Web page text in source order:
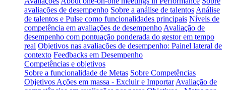
avaliações de desempenho Sobre a análise de talentos Análise
de talentos e Pulse como funcionalidades principais Níveis de
competência em avaliações de desempenho Avaliação de
desempenho com pontuação ponderada do gestor em tempo
real Objetivos nas avaliações de desempenho: Painel lateral de
contexto Feedbacks em Desempenho
Competências e objetivos
Sobre a funcionalidade de Metas Sobre Competências
Objetivos Ações em massa - Excluir e Importar Avaliação de